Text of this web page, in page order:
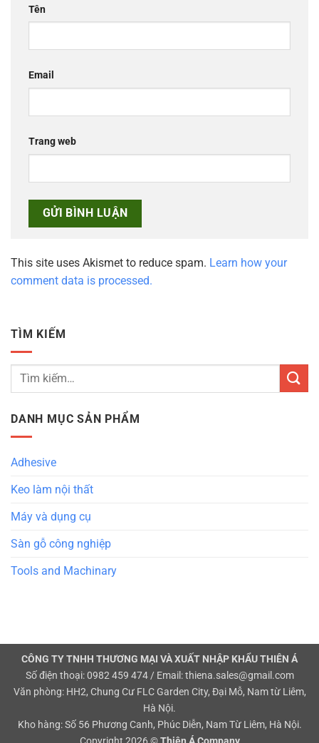
Tên
Email
Trang web
This site uses Akismet to reduce spam. Learn how your
comment data is processed.
TÌM KIẾM
Tìm
DANH MỤC SẢN PHẨM
Adhesive
Keo làm nội thất
Máy và dụng cụ
Sàn gỗ công nghiệp
Tools and Machinary
CÔNG TY TNHH THƯƠNG MẠI VÀ XUẤT NHẬP KHẨU THIÊN Á
Số điện thoại: 0982 459 474 / Email: thiena.sales@gmail.com
Văn phòng: HH2, Chung Cư FLC Garden City, Đại Mỗ, Nam từ Liêm,
Hà Nội.
Kho hàng: Số 56 Phương Canh, Phúc Diễn, Nam Từ Liêm, Hà Nội.